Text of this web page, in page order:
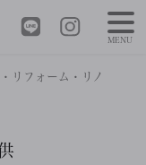
リフォーム・リノ
MENU